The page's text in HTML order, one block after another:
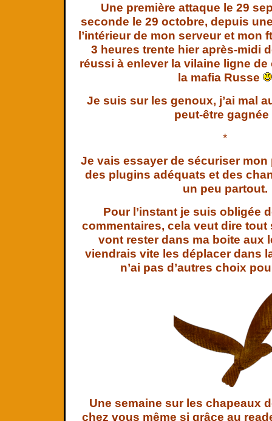
Une première attaque le 29
seconde le 29 octobre, depuis
l’intérieur de mon serveur et mon
3 heures trente hier après-midi
réussi à enlever la vilaine ligne
la mafia Russe
Je suis sur les genoux, j’ai mal
peut-être gagnée
*
Je vais essayer de sécuriser
des plugins adéquats et des
un peu partout.
Pour l’instant je suis obligée
commentaires, cela veut dire tout
vont rester dans ma boite aux
viendrais vite les déplacer dans
n’ai pas d’autres choix
Une semaine sur les chapeaux
chez vous même si grâce au